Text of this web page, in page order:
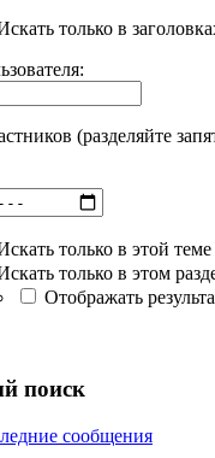
только в
(разделяйте
только в этой теме
только в этом
Отображать
поиск
сообщения